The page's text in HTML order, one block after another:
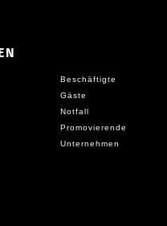
Beschäftigte
Gäste
Notfall
Promovierende
Unternehmen